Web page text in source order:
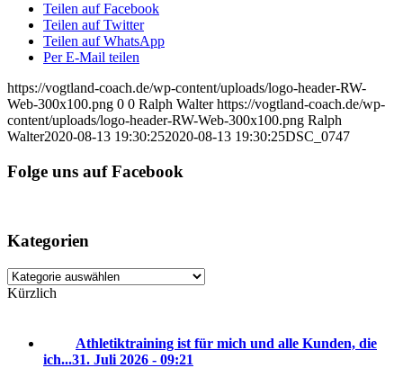
Teilen auf Facebook
Teilen auf Twitter
Teilen auf WhatsApp
Per E-Mail teilen
https://vogtland-coach.de/wp-content/uploads/logo-header-RW-
Web-300x100.png 0 0 Ralph Walter https://vogtland-coach.de/wp-
content/uploads/logo-header-RW-Web-300x100.png Ralph
Walter2020-08-13 19:30:252020-08-13 19:30:25DSC_0747
Folge uns auf Facebook
Kategorien
Kategorien
Kürzlich
Athletiktraining ist für mich und alle Kunden, die
ich...31. Juli 2026 - 09:21